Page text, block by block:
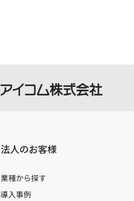
を負いません。
法人のお客様
業種から探す
導入事例